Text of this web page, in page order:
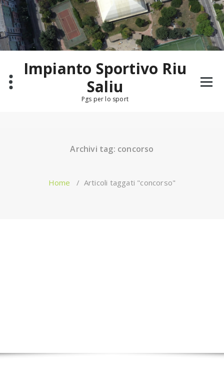
Salta
al
contenuto
Impianto Sportivo Riu
Saliu
Pgs per lo sport
Archivi tag: concorso
Home / Articoli taggati "concorso"